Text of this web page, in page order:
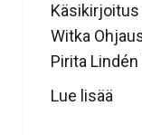
Witka
Pirita
Lue lisää